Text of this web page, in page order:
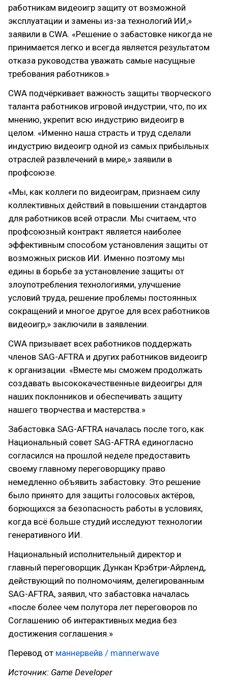
работникам видеоигр защиту от возможной
эксплуатации и замены из-за технологий ИИ,»
заявили в CWA. «Решение о забастовке никогда не
принимается легко и всегда является результатом
отказа руководства уважать самые насущные
требования работников.»
CWA подчёркивает важность защиты творческого
таланта работников игровой индустрии, что, по их
мнению, укрепит всю индустрию видеоигр в
целом. «Именно наша страсть и труд сделали
индустрию видеоигр одной из самых прибыльных
отраслей развлечений в мире,» заявили в
профсоюзе.
«Мы, как коллеги по видеоиграм, признаем силу
коллективных действий в повышении стандартов
для работников всей отрасли. Мы считаем, что
профсоюзный контракт является наиболее
эффективным способом установления защиты от
возможных рисков ИИ. Именно поэтому мы
едины в борьбе за установление защиты от
злоупотребления технологиями, улучшение
условий труда, решение проблемы постоянных
сокращений и многое другое для всех работников
видеоигр,» заключили в заявлении.
CWA призывает всех работников поддержать
членов SAG-AFTRA и других работников видеоигр
к организации. «Вместе мы сможем продолжать
создавать высококачественные видеоигры для
наших поклонников и обеспечивать защиту
нашего творчества и мастерства.»
Забастовка SAG-AFTRA началась после того, как
Национальный совет SAG-AFTRA единогласно
согласился на прошлой неделе предоставить
своему главному переговорщику право
немедленно объявить забастовку. Это решение
было принято для защиты голосовых актёров,
борющихся за безопасность работы в условиях,
когда всё больше студий исследуют технологии
генеративного ИИ.
Национальный исполнительный директор и
главный переговорщик Дункан Крэбтри-Айрленд,
действующий по полномочиям, делегированным
SAG-AFTRA, заявил, что забастовка началась
«после более чем полутора лет переговоров по
Соглашению об интерактивных медиа без
достижения соглашения.»
Перевод от маннервейв / mannerwave
Источник: Game Developer